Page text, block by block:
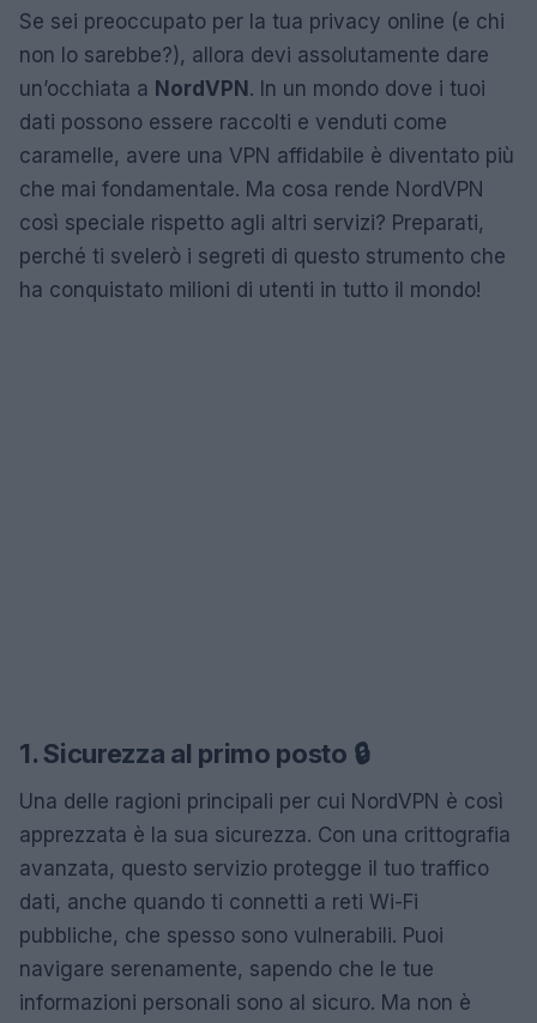
Se sei preoccupato per la tua privacy online (e chi
non lo sarebbe?), allora devi assolutamente dare
un’occhiata a NordVPN . In un mondo dove i tuoi
dati possono essere raccolti e venduti come
caramelle, avere una VPN affidabile è diventato più
che mai fondamentale. Ma cosa rende NordVPN
così speciale rispetto agli altri servizi? Preparati,
perché ti svelerò i segreti di questo strumento che
ha conquistato milioni di utenti in tutto il mondo!
1. Sicurezza al primo posto 🔒
Una delle ragioni principali per cui NordVPN è così
apprezzata è la sua sicurezza. Con una crittografia
avanzata, questo servizio protegge il tuo traffico
dati, anche quando ti connetti a reti Wi-Fi
pubbliche, che spesso sono vulnerabili. Puoi
navigare serenamente, sapendo che le tue
informazioni personali sono al sicuro. Ma non è